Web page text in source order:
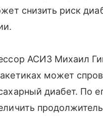
снизить риск
АСИЗ Михаил
может
диабет. По